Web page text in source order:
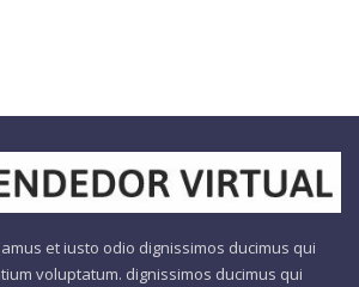
et iusto odio dignissimos ducimus qui
voluptatum. dignissimos ducimus qui